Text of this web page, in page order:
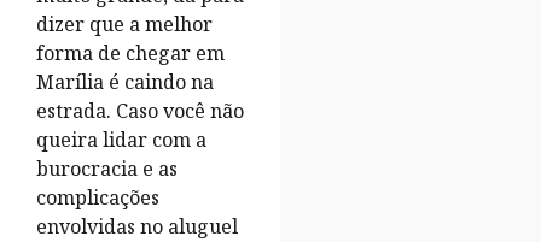
dizer que a melhor
forma de chegar em
Marília é caindo na
estrada. Caso você não
queira lidar com a
burocracia e as
complicações
envolvidas no aluguel